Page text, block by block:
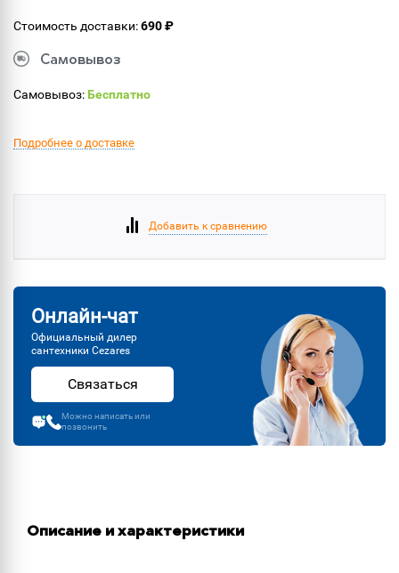
Стоимость доставки:690 ₽
Самовывоз
Самовывоз:Бесплатно
Подробнее о доставке
Добавить к сравнению
Онлайн-чат
Официальный дилер
сантехники Cezares
Связаться
Можно написать или
позвонить
Описание и характеристики